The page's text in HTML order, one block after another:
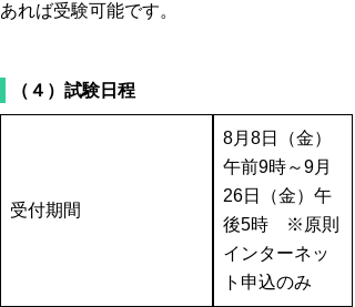
あれば受験可能です。
（４）試験日程
受付期間
8月8日（金）
午前9時～9月
26日（金）午
後5時 ※原則
インターネッ
ト申込のみ